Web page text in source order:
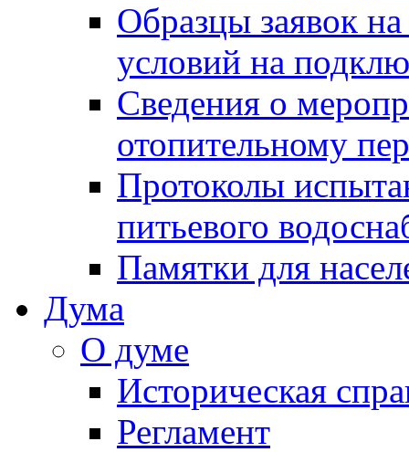
Образцы заявок
условий на
Сведения о
отопительному
Протоколы
питьевого
Памятки для
Дума
О думе
Историческая
Регламент